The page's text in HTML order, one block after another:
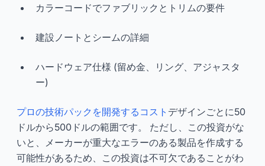
カラーコードでファブリックとトリムの要件
建設ノートとシームの詳細
ハードウェア仕様 (留め金、リング、アジャスタ
ー)
プロの技術パックを開発するコスト デザインごとに50
ドルから500ドルの範囲です。 ただし、この投資がな
いと、メーカーが重大なエラーのある製品を作成する
可能性があるため、この投資は不可欠であることがわ